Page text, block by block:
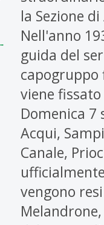
la Sezione
Nell'anno
guida del
capogruppo
viene
Domenica
Acqui,
Canale,
vengono